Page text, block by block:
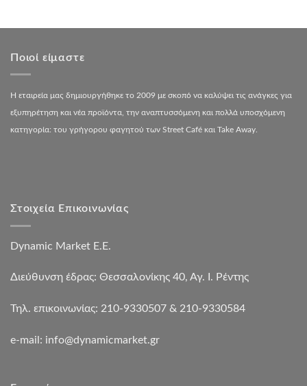
Ποιοί είμαστε
Η εταιρεία μας δημιουργήθηκε το 2009 με σκοπό να καλύψει τις ανάγκες για
εξυπηρέτηση και νέα προϊόντα, την αναπτυσσόμενη και πολλά υποσχόμενη
κατηγορία: του γρήγορου φαγητού των Street Café και Take Away.
Στοιχεία Επικοινωνίας
Dynamic Market Ε.Ε.
Διεύθυνση έδρας: Θεσσαλονίκης 40, Αγ. Ι. Ρέντης
Τηλ. επικοινωνίας: 210-9330507 & 210-9330584
e-mail: info@dynamicmarket.gr